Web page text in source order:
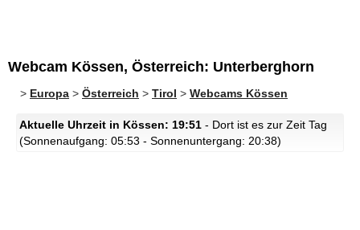
Webcam Kössen, Österreich: Unterberghorn
> Europa > Österreich > Tirol > Webcams Kössen
Aktuelle Uhrzeit in Kössen: 19:51 - Dort ist es zur Zeit Tag
(Sonnenaufgang: 05:53 - Sonnenuntergang: 20:38)